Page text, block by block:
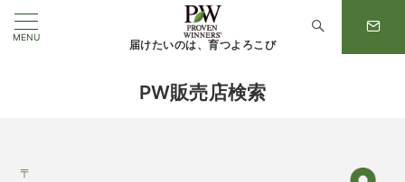
MENU
届けたいのは、育つよろこび
PW販売店検索
〒